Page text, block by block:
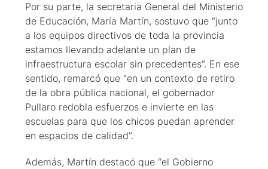
Por su parte, la secretaria General del Ministerio
de Educación, María Martín, sostuvo que “junto
a los equipos directivos de toda la provincia
estamos llevando adelante un plan de
infraestructura escolar sin precedentes”. En ese
sentido, remarcó que “en un contexto de retiro
de la obra pública nacional, el gobernador
Pullaro redobla esfuerzos e invierte en las
escuelas para que los chicos puedan aprender
en espacios de calidad”.
Además, Martín destacó que “el Gobierno